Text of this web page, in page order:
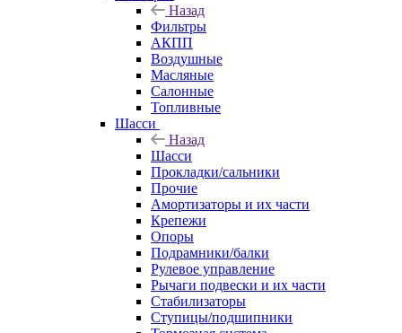
Назад
Фильтры
АКПП
Воздушные
Масляные
Салонные
Топливные
Шасси
Назад
Шасси
Прокладки/сальники
Прочие
Амортизаторы и их части
Крепежи
Опоры
Подрамники/балки
Рулевое управление
Рычаги подвески и их части
Стабилизаторы
Ступицы/подшипники